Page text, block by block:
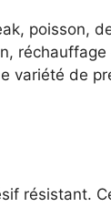
poisson,
réchauffage
variété de
résistant.